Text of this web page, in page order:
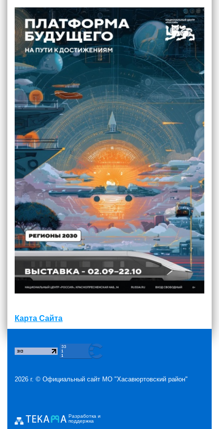
Карта Сайта
2026 г. © Официальный сайт МО "Хасавюртовский район"
Разработка и
поддержка